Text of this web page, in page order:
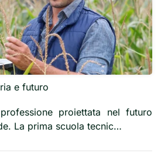
e futuro
proiettata nel futuro
La prima scuola tecnic…